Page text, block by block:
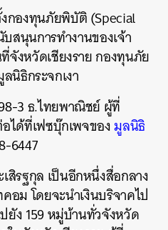
กองทุนภัยพิบัติ (Special
สนุนการทำงานของเจ้า
งหวัดเชียงราย กองทุนภัย
นิธิกระจกเงา
3 ธ.ไทยพาณิชย์ ผู้ที่
ได้ที่เฟซบุ๊กเพจของมูลนิธิ
6447
สิรฐกุล เป็นอีกหนึ่งสื่อกลาง
อม โดยจะนำเงินบริจาคไป
ง 159 หมู่บ้านทั่วจังหวัด
LINE EMAIL